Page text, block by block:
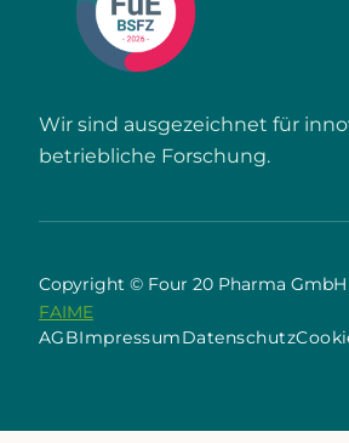
Wir sind ausgezeichnet für
betriebliche Forschung.
Copyright © Four 20 Pharma GmbH
FAIME
AGBImpressumDatenschutz